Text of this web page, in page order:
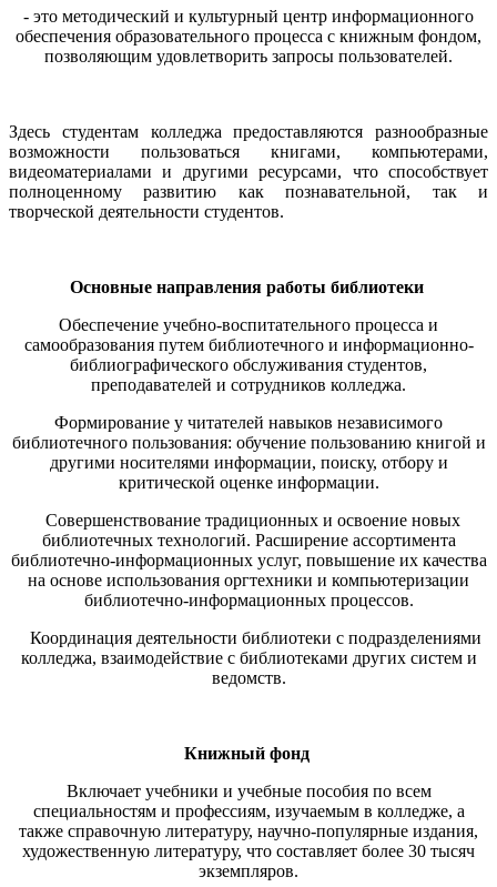
- это методический и культурный центр информационного
обеспечения образовательного процесса с книжным фондом,
позволяющим удовлетворить запросы пользователей.
Здесь студентам колледжа предоставляются разнообразные
возможности пользоваться книгами, компьютерами,
видеоматериалами и другими ресурсами, что способствует
полноценному развитию как познавательной, так и
творческой деятельности студентов.
Основные направления работы библиотеки
Обеспечение учебно-воспитательного процесса и
самообразования путем библиотечного и информационно-
библиографического обслуживания студентов,
преподавателей и сотрудников колледжа.
Формирование у читателей навыков независимого
библиотечного пользования: обучение пользованию книгой и
другими носителями информации, поиску, отбору и
критической оценке информации.
Совершенствование традиционных и освоение новых
библиотечных технологий. Расширение ассортимента
библиотечно-информационных услуг, повышение их качества
на основе использования оргтехники и компьютеризации
библиотечно-информационных процессов.
Координация деятельности библиотеки с подразделениями
колледжа, взаимодействие с библиотеками других систем и
ведомств.
Книжный фонд
Включает учебники и учебные пособия по всем
специальностям и профессиям, изучаемым в колледже, а
также справочную литературу, научно-популярные издания,
художественную литературу, что составляет более 30 тысяч
экземпляров.